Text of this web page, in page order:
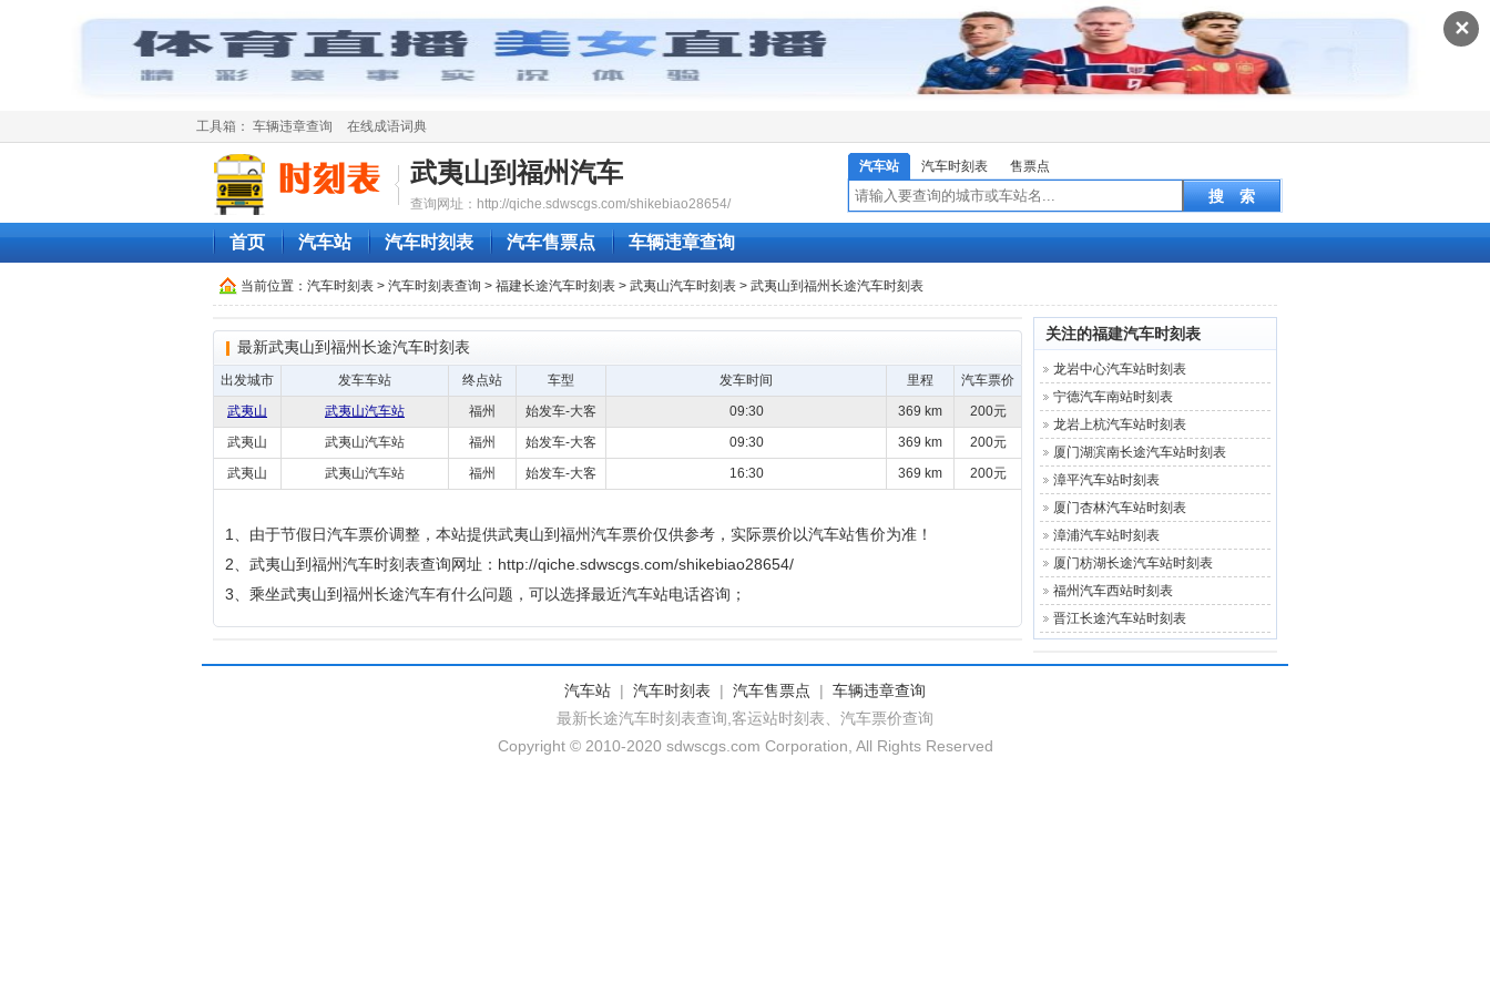
✕
工具箱： 车辆违章查询 在线成语词典
武夷山到福州汽车
查询网址：http://qiche.sdwscgs.com/shikebiao28654/
汽车站 汽车时刻表 售票点
首页 汽车站 汽车时刻表 汽车售票点 车辆违章查询
当前位置： 汽车时刻表 > 汽车时刻表查询 > 福建长途汽车时刻表 > 武夷山汽车时刻表 > 武夷山到福州长途汽车时刻表
最新武夷山到福州长途汽车时刻表
出发城市 发车车站 终点站 车型 发车时间 里程
汽车票价
武夷山
武夷山汽车站 福州 始发车-大客 09:30 369 km
200元
武夷山
武夷山汽车站 福州 始发车-大客 09:30 369 km
200元
武夷山
武夷山汽车站 福州 始发车-大客 16:30 369 km 200元
1、由于节假日汽车票价调整，本站提供武夷山到福州汽车票价仅供参考，实际票价以汽车站售价为准！
2、武夷山到福州汽车时刻表查询网址：http://qiche.sdwscgs.com/shikebiao28654/
3、乘坐武夷山到福州长途汽车有什么问题，可以选择最近汽车站电话咨询；
关注的福建汽车时刻表
龙岩中心汽车站时刻表
宁德汽车南站时刻表
龙岩上杭汽车站时刻表
厦门湖滨南长途汽车站时刻表
漳平汽车站时刻表
厦门杏林汽车站时刻表
漳浦汽车站时刻表
厦门枋湖长途汽车站时刻表
福州汽车西站时刻表
晋江长途汽车站时刻表
汽车站 | 汽车时刻表 | 汽车售票点 | 车辆违章查询
最新长途汽车时刻表查询,客运站时刻表、汽车票价查询
Copyright © 2010-2020 sdwscgs.com Corporation, All Rights Reserved